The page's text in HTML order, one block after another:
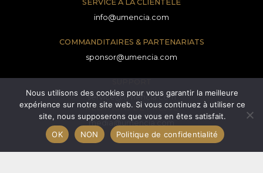
SERVICE À LA CLIENTÈLE
info@umencia.com
COMMANDITAIRES & PARTENARIATS
sponsor@umencia.com
service@umencia.com
RELATIONS DE PRESSE
media@umencia.com
Nous utilisons des cookies pour vous garantir la meilleure
expérience sur notre site web. Si vous continuez à utiliser ce
site, nous supposerons que vous en êtes satisfait.
OK
NON Politique de confidentialité